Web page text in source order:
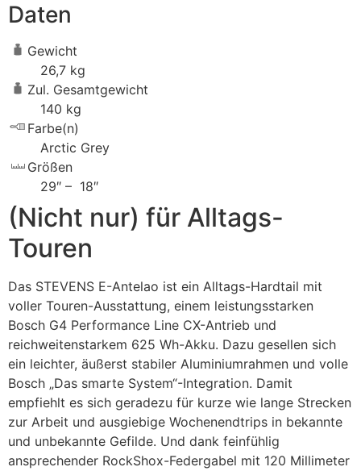
Daten
Gewicht
26,7 kg
Zul. Gesamtgewicht
140 kg
Farbe(n)
Arctic Grey
Größen
29″ – 18″
(Nicht nur) für Alltags-
Touren
Das STEVENS E-Antelao ist ein Alltags-Hardtail mit
voller Touren-Ausstattung, einem leistungsstarken
Bosch G4 Performance Line CX-Antrieb und
reichweitenstarkem 625 Wh-Akku. Dazu gesellen sich
ein leichter, äußerst stabiler Aluminiumrahmen und volle
Bosch „Das smarte System“-Integration. Damit
empfiehlt es sich geradezu für kurze wie lange Strecken
zur Arbeit und ausgiebige Wochenendtrips in bekannte
und unbekannte Gefilde. Und dank feinfühlig
ansprechender RockShox-Federgabel mit 120 Millimeter